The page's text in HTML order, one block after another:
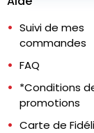
Suivi de mes
commandes
FAQ
*Conditions
promotions
Carte de